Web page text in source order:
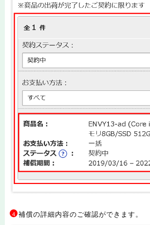
4 補償の詳細内容のご確認ができます。